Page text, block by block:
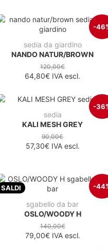
-
sedia da giardino
NANDO NATUR/BROWN
120,00€
64,80€ IVA escl.
-
sedia
KALI MESH GREY
90,00€
57,30€IVA escl.
SALDI -
sgabello da bar
OSLO/WOODY H
140,00€
79,00€IVA escl.